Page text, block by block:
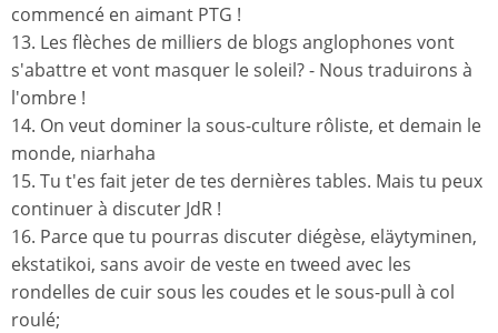
commencé en aimant PTG !
13. Les flèches de milliers de blogs anglophones vont
s'abattre et vont masquer le soleil? - Nous traduirons à
l'ombre !
14. On veut dominer la sous-culture rôliste, et demain le
monde, niarhaha
15. Tu t'es fait jeter de tes dernières tables. Mais tu peux
continuer à discuter JdR !
16. Parce que tu pourras discuter diégèse, eläytyminen,
ekstatikoi, sans avoir de veste en tweed avec les
rondelles de cuir sous les coudes et le sous-pull à col
roulé;